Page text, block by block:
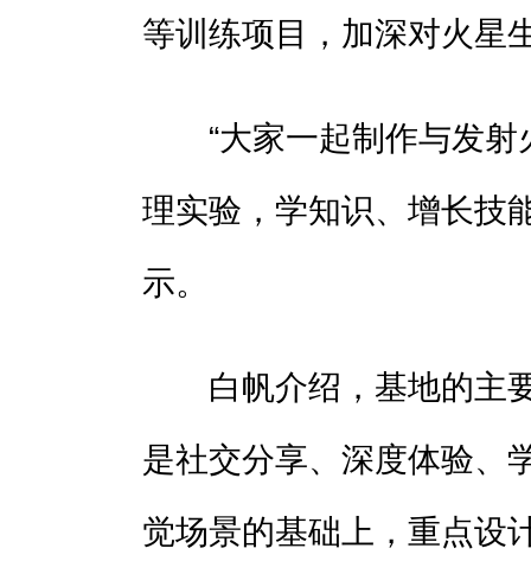
等训练项目，加深对火星
“大家一起制作与发射
理实验，学知识、增长技
示。
白帆介绍，基地的主要
是社交分享、深度体验、
觉场景的基础上，重点设